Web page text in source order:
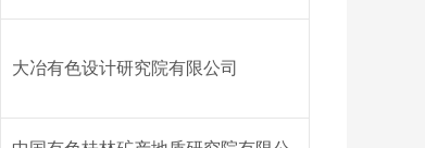
大冶有色设计研究院有限公司